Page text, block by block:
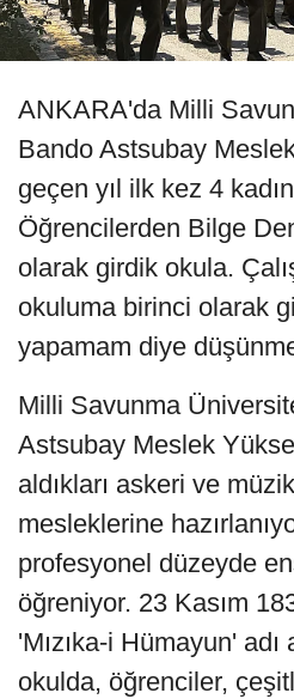
ANKARA'da Milli
Bando Astsubay
geçen yıl ilk kez 4
Öğrencilerden Bilge
olarak girdik okula.
okuluma birinci olarak
yapamam diye
Milli Savunma
Astsubay Meslek
aldıkları askeri ve
mesleklerine
profesyonel düzeyde
öğreniyor. 23 Kasım
'Mızıka-i Hümayun' adı
okulda, öğrenciler,